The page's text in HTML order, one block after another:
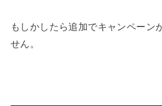
もしかしたら追加でキャンペーン
せん。